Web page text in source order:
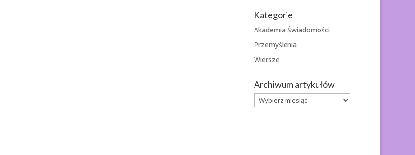
Kategorie
Akademia Świadomości
Przemyślenia
Wiersze
Archiwum artykułów
Archiwum
artykułów